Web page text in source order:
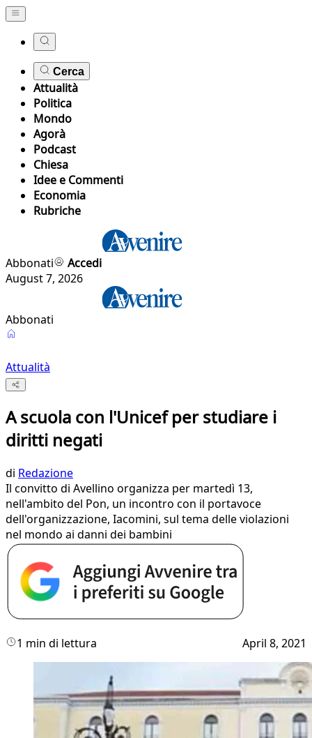
Cerca
Attualità
Politica
Mondo
Agorà
Podcast
Chiesa
Idee e Commenti
Economia
Rubriche
Abbonati
Accedi
August 7, 2026
Abbonati
Attualità
A scuola con l'Unicef per studiare i
diritti negati
di Redazione
Il convitto di Avellino organizza per martedì 13,
nell'ambito del Pon, un incontro con il portavoce
dell'organizzazione, Iacomini, sul tema delle violazioni
nel mondo ai danni dei bambini
1 min di lettura April 8, 2021